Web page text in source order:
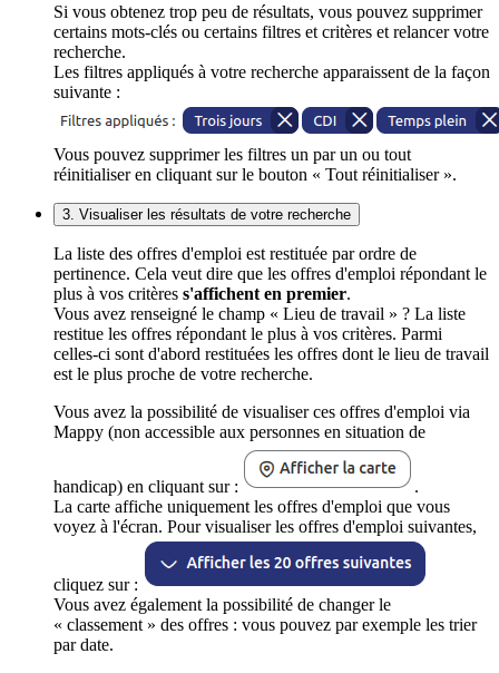
Si vous obtenez trop peu de résultats, vous pouvez supprimer
certains mots-clés ou certains filtres et critères et relancer votre
recherche.
Les filtres appliqués à votre recherche apparaissent de la façon
suivante :
Vous pouvez supprimer les filtres un par un ou tout
réinitialiser en cliquant sur le bouton « Tout réinitialiser ».
3. Visualiser les résultats de votre recherche
La liste des offres d'emploi est restituée par ordre de
pertinence. Cela veut dire que les offres d'emploi répondant le
plus à vos critères s'affichent en premier.
Vous avez renseigné le champ « Lieu de travail » ? La liste
restitue les offres répondant le plus à vos critères. Parmi
celles-ci sont d'abord restituées les offres dont le lieu de travail
est le plus proche de votre recherche.
Vous avez la possibilité de visualiser ces offres d'emploi via
Mappy (non accessible aux personnes en situation de
handicap) en cliquant sur :
.
La carte affiche uniquement les offres d'emploi que vous
voyez à l'écran. Pour visualiser les offres d'emploi suivantes,
cliquez sur :
Vous avez également la possibilité de changer le
« classement » des offres : vous pouvez par exemple les trier
par date.